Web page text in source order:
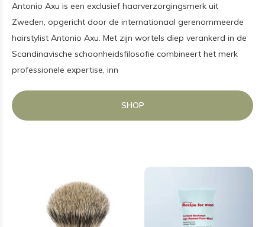
Antonio Axu is een exclusief haarverzorgingsmerk uit
Zweden, opgericht door de internationaal gerenommeerde
hairstylist Antonio Axu. Met zijn wortels diep verankerd in de
Scandinavische schoonheidsfilosofie combineert het merk
professionele expertise, inn
SHOP